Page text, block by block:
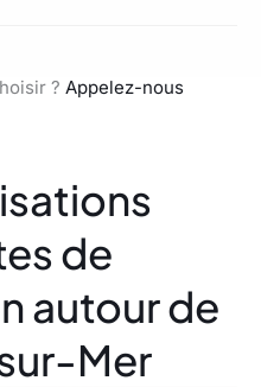
? Appelez-nous
de
autour de
Mer